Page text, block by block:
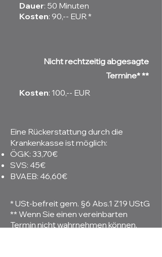
Dauer: 50 Minuten​
Kosten: 90,-- EUR *
Nicht rechtzeitig abgesagte
Termine* **
Kosten: 100,-- EUR
Eine Rückerstattung durch die
Krankenkasse ist möglich:
ÖGK: 33,70€
SVS: 45€
BVAEB: 46,60€
* USt-befreit gem. §6 Abs.1 Z19 UStG
** Wenn Sie einen vereinbarten
Termin nicht wahrnehmen können,